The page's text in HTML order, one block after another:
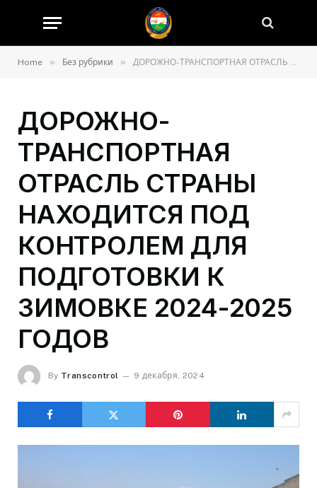
Home » Без рубрики » ДОРОЖНО-ТРАНСПОРТНАЯ ОТРАСЛЬ СТРАНЫ НАХОДИТСЯ ПОД КОНТРОЛЕМ ДЛЯ ПОДГОТОВКИ К ЗИМОВКЕ 2024-2025 ГОДОВ
ДОРОЖНО-
ТРАНСПОРТНАЯ
ОТРАСЛЬ СТРАНЫ
НАХОДИТСЯ ПОД
КОНТРОЛЕМ ДЛЯ
ПОДГОТОВКИ К
ЗИМОВКЕ 2024-2025
ГОДОВ
By Transcontrol 9 декабря, 2024